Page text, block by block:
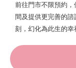
前往門市不限預約
間及提供更完善的
刻，幻化為此生的幸